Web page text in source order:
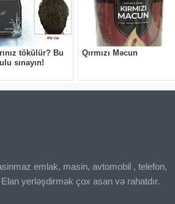
emlak, masin, avtomobil , telefon,
yerləşdirmək çox asan və rahatdır.